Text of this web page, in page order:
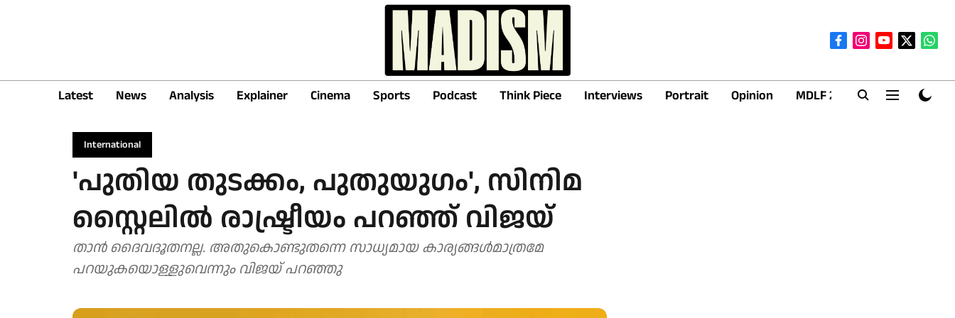
Latest News Analysis Explainer Cinema Sports Podcast Think Piece Interviews Portrait Opinion MDLF 2026
International
'പുതിയ തുടക്കം, പുതുയുഗം', സിനിമ
സ്റ്റൈലിൽ രാഷ്ട്രീയം പറഞ്ഞ് വിജയ്
താന്‍ ദൈവദൂതനല്ല. അതുകൊണ്ടുതന്നെ സാധ്യമായ കാര്യങ്ങള്‍മാത്രമേ
പറയുകയൊള്ളുവെന്നും വിജയ് പറഞ്ഞു